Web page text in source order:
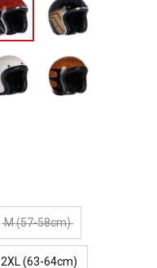
M (57-58cm)
2XL (63-64cm)